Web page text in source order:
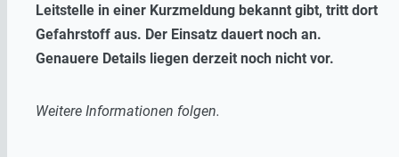
Leitstelle in einer Kurzmeldung bekannt gibt, tritt dort
Gefahrstoff aus. Der Einsatz dauert noch an.
Genauere Details liegen derzeit noch nicht vor.
Weitere Informationen folgen.